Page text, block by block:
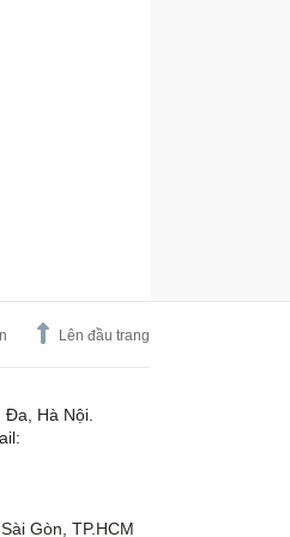
Lên đầu trang
Hà Nội.
Gòn, TP.HCM